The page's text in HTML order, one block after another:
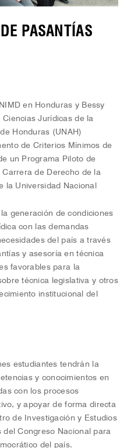
PASANTÍAS
en Honduras y Bessy
Ciencias Jurídicas de la
Honduras (UNAH)
de Criterios Mínimos de
un Programa Piloto de
de Derecho de la
la Universidad Nacional
generación de condiciones
con las demandas
del país a través
y asesoría en técnica
favorables para la
técnica legislativa y otros
institucional del
estudiantes tendrán la
y conocimientos en
con los procesos
y apoyar de forma directa
de Investigación y Estudios
del Congreso Nacional para
del país.